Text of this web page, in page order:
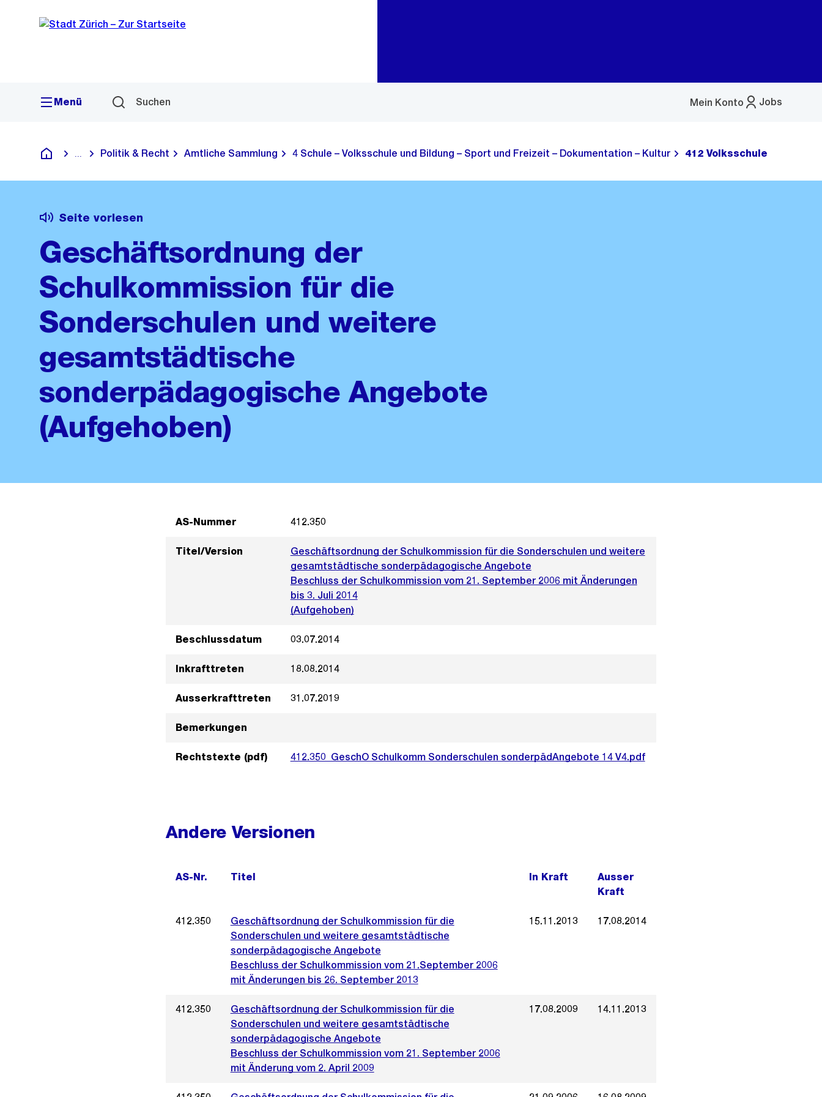
Navigation
Sprunglink
Menü Suchen Jobs
Mein Konto
Menü
Deutsch
Blende alle Breadcrumbs ein
Politik & Recht Amtliche Sammlung 4 Schule – Volksschule und Bildung – Sport und Freizeit – Dokumentation – Kultur 412 Volksschule
Seite vorlesen
Geschäftsordnung der
Schulkommission für die
Sonderschulen und weitere
gesamtstädtische
sonderpädagogische Angebote
(Aufgehoben)
AS-Nummer 412.350
Titel/Version
Geschäftsordnung der Schulkommission für die Sonderschulen und weitere
gesamtstädtische sonderpädagogische Angebote
Beschluss der Schulkommission vom 21. September 2006 mit Änderungen
bis 3. Juli 2014
(Aufgehoben)
Beschlussdatum 03.07.2014
Inkrafttreten 18.08.2014
Ausserkrafttreten 31.07.2019
Bemerkungen
Rechtstexte (pdf) 412.350_GeschO Schulkomm Sonderschulen sonderpädAngebote 14 V4.pdf
Andere Versionen
AS-Nr. Titel In Kraft
Ausser
Kraft
412.350
Geschäftsordnung der Schulkommission für die
Sonderschulen und weitere gesamtstädtische
sonderpädagogische Angebote
Beschluss der Schulkommission vom 21.September 2006
mit Änderungen bis 26. September 2013
15.11.2013 17.08.2014
412.350
Geschäftsordnung der Schulkommission für die
Sonderschulen und weitere gesamtstädtische
sonderpädagogische Angebote
Beschluss der Schulkommission vom 21. September 2006
mit Änderung vom 2. April 2009
17.08.2009 14.11.2013